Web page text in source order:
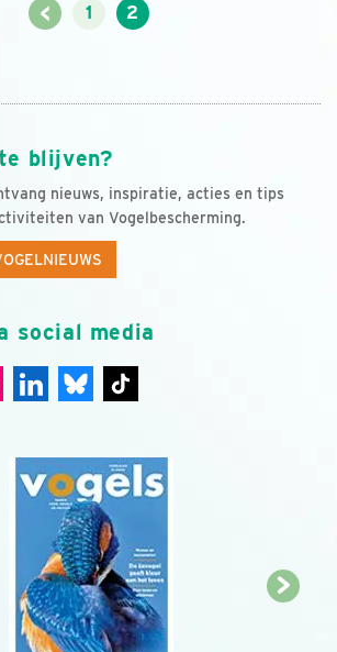
< 1 2
blijven?
nieuws, inspiratie, acties en tips
van Vogelbescherming.
social media